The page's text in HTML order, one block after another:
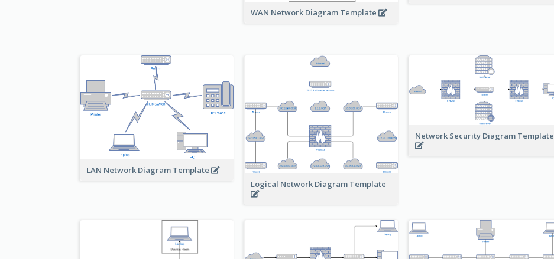
WAN Network Diagram Template
LAN Network Diagram Template
Logical Network Diagram Template
Network Security Diagram Template